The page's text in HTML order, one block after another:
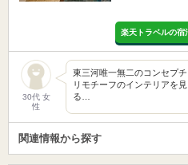
楽天トラベルの宿
30代 女
性
東三河唯一無二のコンセプ
リモチーフのインテリアを
る…
関連情報から探す